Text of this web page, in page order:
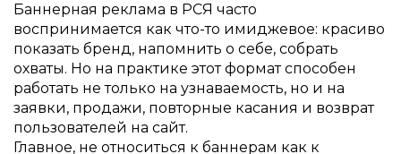
Баннерная реклама в РСЯ часто
воспринимается как что-то имиджевое: красиво
показать бренд, напомнить о себе, собрать
охваты. Но на практике этот формат способен
работать не только на узнаваемость, но и на
заявки, продажи, повторные касания и возврат
пользователей на сайт.
Главное, не относиться к баннерам как к